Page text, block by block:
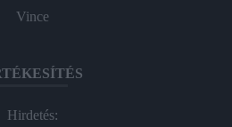
Vince
Hirdetés: